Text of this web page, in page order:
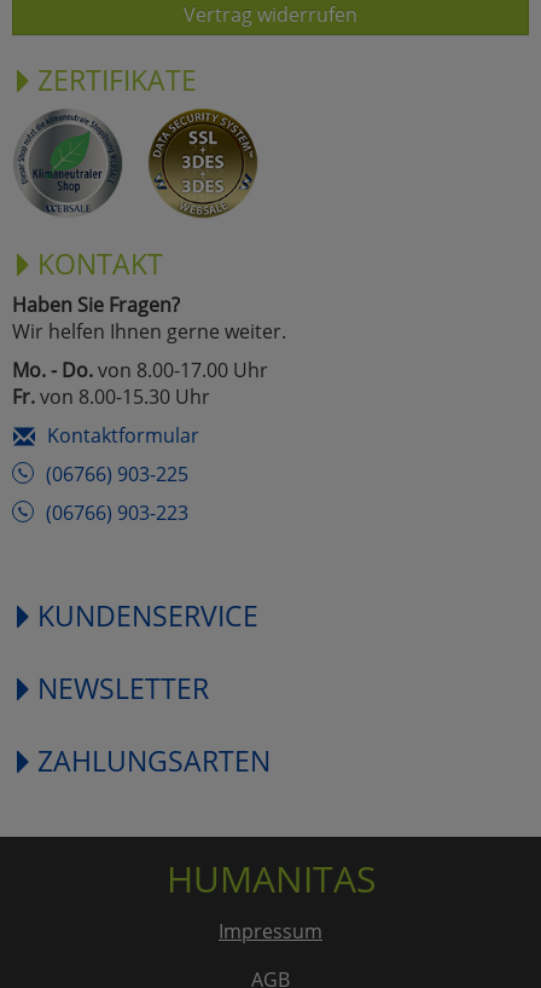
Vertrag widerrufen
ZERTIFIKATE
KONTAKT
Haben Sie Fragen?
Wir helfen Ihnen gerne weiter.
Mo. - Do.von 8.00-17.00 Uhr
Fr.von 8.00-15.30 Uhr
Kontaktformular
(06766) 903-225
(06766) 903-223
KUNDENSERVICE
NEWSLETTER
ZAHLUNGSARTEN
HUMANITAS
Impressum
AGB